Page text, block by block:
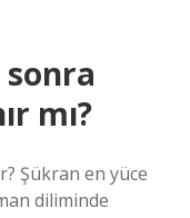
sonra
mı?
Şükran en yüce
diliminde